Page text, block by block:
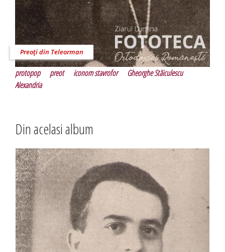
Preoţi din Teleorman
protopop preot iconom stavrofor
Gheorghe Stăiculescu
Alexandria
Din acelasi album